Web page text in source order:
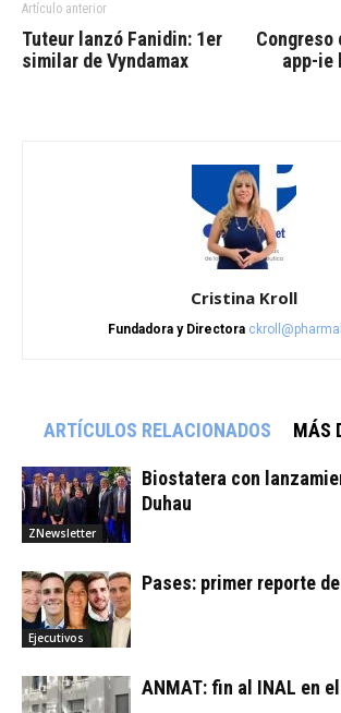
Artículo anterior
Tuteur lanzó Fanidin: 1er
similar de Vyndamax
Congreso
app-ie
Cristina Kroll
Fundadora y Directora
ARTÍCULOS RELACIONADOS MÁS
ZNewsletter
Biostatera con
Duhau
Ejecutivos
Pases: primer reporte
ANMAT: fin al INAL en